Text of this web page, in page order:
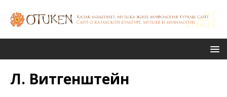
Л. Витгенштейн